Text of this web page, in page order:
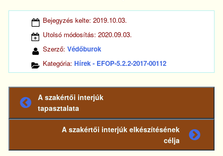
Bejegyzés kelte:2019.10.03.
Utolsó módosítás:2020.09.03.
Szerző:Védőburok
Kategória: Hírek - EFOP-5.2.2-2017-00112
Előző
bejegyzés
A szakértői interjúk
tapasztalata
bejegyzés
A szakértői interjúk elkészítésének
célja